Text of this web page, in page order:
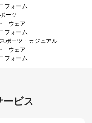
フォーム
ーツ
ウェア
フォーム
ポーツ・カジュアル
ウェア
フォーム
ービス